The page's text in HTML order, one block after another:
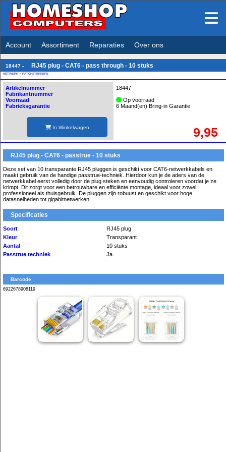
Account Assortiment Reparaties Over ons
18447 - RJ45 plug - CAT6 - pass through - 10 stuks
NETWERK > PATCHSTEKKERS
Artikelnummer
Fabrikantnummer
Voorraad
Fabrieksgarantie
In Winkelwagen
18447
Op voorraad
6 Maand(en) Bring-in Garantie
9,95
RJ45 plug - CAT6 - passtrue - 10 stuks
Deze set van 10 transparante RJ45 pluggen is geschikt voor CAT6-netwerkkabels en
maakt gebruik van de handige passtrue-techniek. Hierdoor kun je de aders van de
netwerkkabel eerst volledig door de plug steken en eenvoudig controleren voordat je ze
krimpt. Dit zorgt voor een betrouwbare en efficiënte montage, ideaal voor zowel
professioneel als thuisgebruik. De pluggen zijn robuust en geschikt voor hoge
datasnelheden tot gigabitnetwerken.
Specificaties
Soort
RJ45 plug
Kleur
Transparant
Aantal
10 stuks
Passtrue techniek
Ja
Barcode
6922678908119